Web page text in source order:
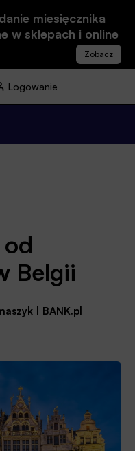
miesięcznika
w sklepach i online
Logowanie
Belgii
BANK.pl